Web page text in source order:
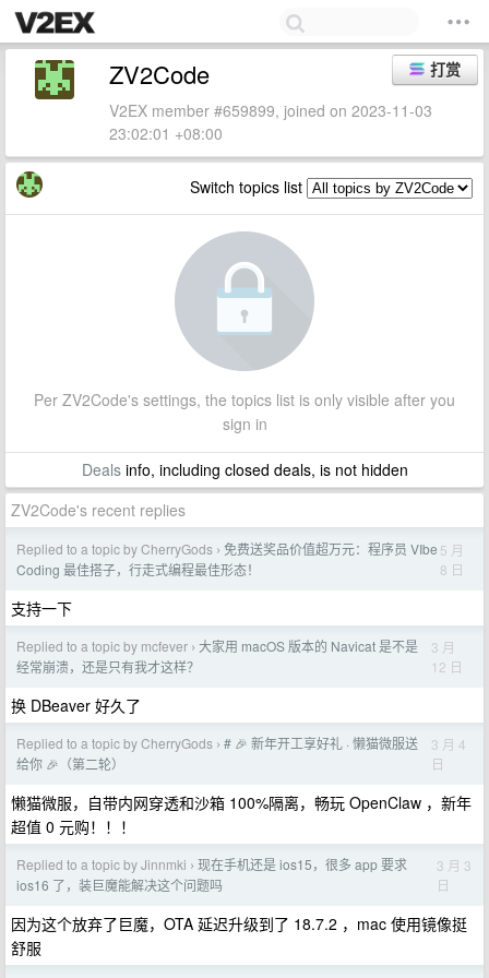
打赏
ZV2Code
V2EX member #659899, joined on 2023-11-03
23:02:01 +08:00
Switch topics list
Per ZV2Code's settings, the topics list is only visible after you
sign in
Dealsinfo, including closed deals, is not hidden
ZV2Code's recent replies
Replied to a topic by CherryGods › 免费送奖品价值超万元：程序员 VIbe
Coding 最佳搭子，行走式编程最佳形态！
5 月
8 日
支持一下
Replied to a topic by mcfever › 大家用 macOS 版本的 Navicat 是不是
经常崩溃，还是只有我才这样？
3 月
12 日
换 DBeaver 好久了
Replied to a topic by CherryGods › # 🎉 新年开工享好礼 · 懒猫微服送
给你 🎉（第二轮）
3 月 4
日
懒猫微服，自带内网穿透和沙箱 100%隔离，畅玩 OpenClaw ，新年
超值 0 元购！！！
Replied to a topic by Jinnmki › 现在手机还是 ios15，很多 app 要求
ios16 了，装巨魔能解决这个问题吗
3 月 3
日
因为这个放弃了巨魔，OTA 延迟升级到了 18.7.2 ，mac 使用镜像挺
舒服